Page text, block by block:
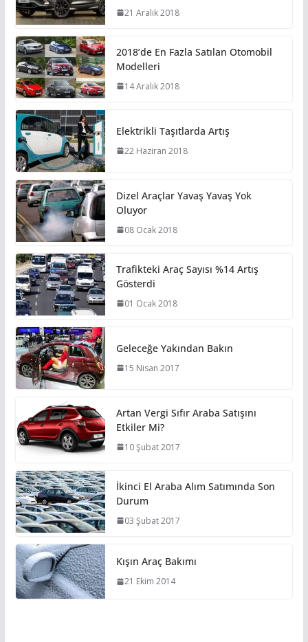
21 Aralık 2018
2018’de En Fazla Satılan Otomobil
Modelleri
14 Aralık 2018
Elektrikli Taşıtlarda Artış
22 Haziran 2018
Dizel Araçlar Yavaş Yavaş Yok
Oluyor
08 Ocak 2018
Trafikteki Araç Sayısı %14 Artış
Gösterdi
01 Ocak 2018
Geleceğe Yakından Bakın
15 Nisan 2017
Artan Vergi Sıfır Araba Satışını
Etkiler Mi?
10 Şubat 2017
İkinci El Araba Alım Satımında Son
Durum
03 Şubat 2017
Kışın Araç Bakımı
21 Ekim 2014